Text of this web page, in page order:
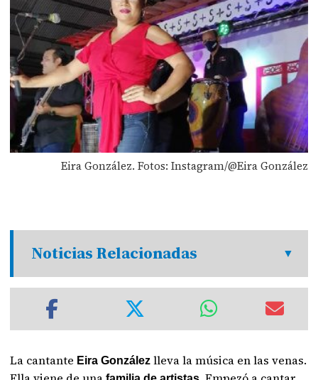
Eira González. Fotos: Instagram/@Eira González
Noticias Relacionadas
La cantante Eira González lleva la música en las venas.